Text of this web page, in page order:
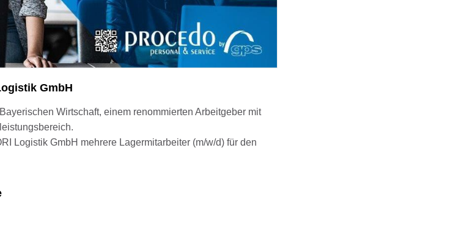
GmbH
Wirtschaft, einem renommierten Arbeitgeber mit
Logistik GmbH mehrere Lagermitarbeiter (m/w/d) für den